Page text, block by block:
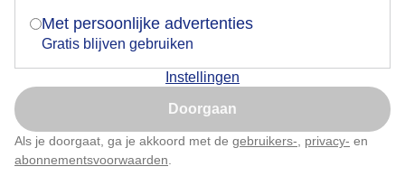
Met persoonlijke advertenties
Gratis blijven gebruiken
Instellingen
Doorgaan
Als je doorgaat, ga je akkoord met de gebruikers- privacy- en
abonnementsvoorwaarden
tropisch warm/ gesluierde hemel/ heiig
Nu niet, misschien later
Klik hierom dit aan te passen